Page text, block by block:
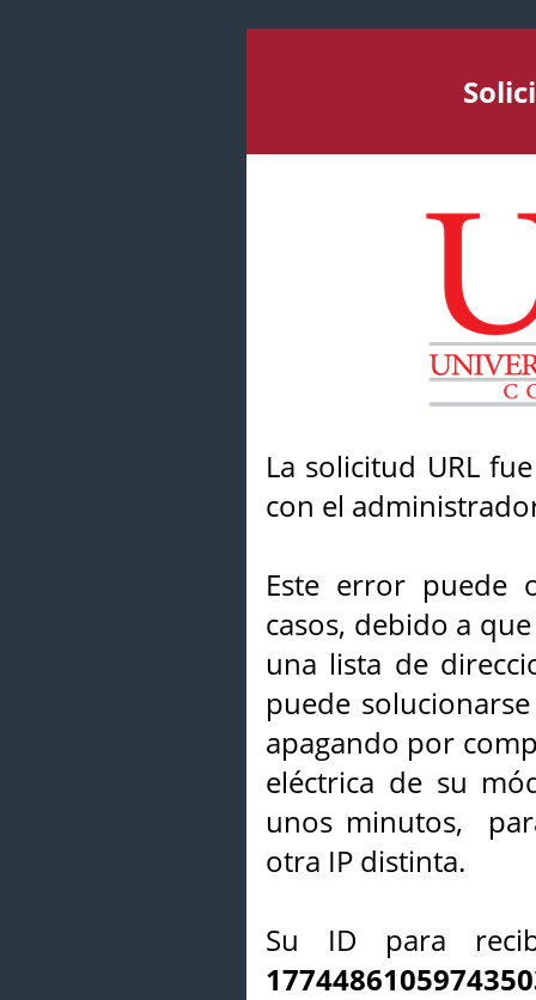
La solicitud URL
con el
Este error puede
casos, debido a
una lista de
puede
apagando por
eléctrica de su
unos minutos,
otra IP distinta.
Su ID para